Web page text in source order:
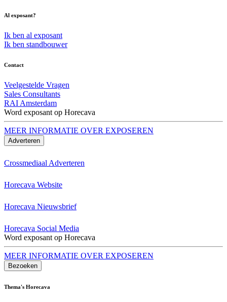
Al exposant?
Ik ben al exposant
Ik ben standbouwer
Contact
Veelgestelde Vragen
Sales Consultants
RAI Amsterdam
Word exposant op Horecava
MEER INFORMATIE OVER EXPOSEREN
Adverteren
Crossmediaal Adverteren
Horecava Website
Horecava Nieuwsbrief
Horecava Social Media
Word exposant op Horecava
MEER INFORMATIE OVER EXPOSEREN
Bezoeken
Thema's Horecava